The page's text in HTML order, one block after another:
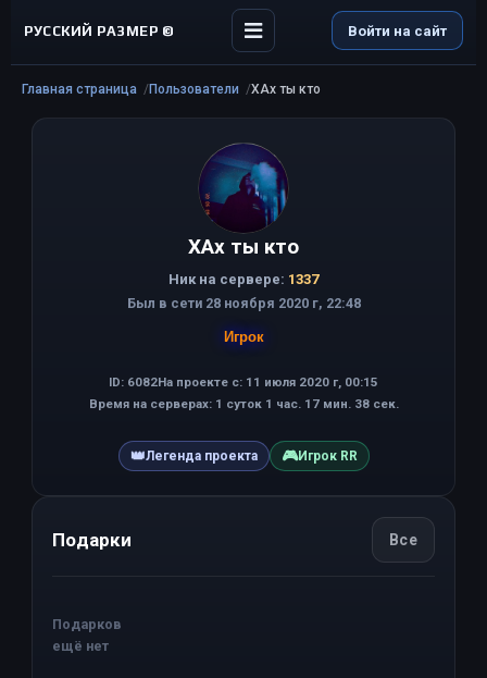
РУССКИЙ РАЗМЕР © Войти на сайт
Главная страница Пользователи ХАх ты кто
ХАх ты кто
Ник на сервере: 1337
Был в сети 28 ноября 2020 г, 22:48
Игрок
ID: 6082На проекте с: 11 июля 2020 г, 00:15
Время на серверах: 1 суток 1 час. 17 мин. 38 сек.
👑Легенда проекта 🎮Игрок RR
Подарки Все
Подарков
ещё нет